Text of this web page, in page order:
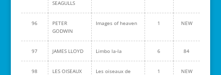
SEAGULLS
96
PETER
GODWIN
Images of heaven 1 NEW
97 JAMES LLOYD Limbo la-la 6 84
98
LES OISEAUX
Les oiseaux de
1 NEW